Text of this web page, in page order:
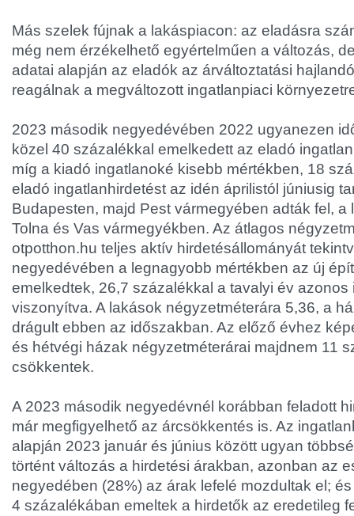
Más szelek fújnak a lakáspiacon: az eladásra
még nem érzékelhető egyértelműen a változás,
adatai alapján az eladók az árváltoztatási
reagálnak a megváltozott ingatlanpiaci
2023 második negyedévében 2022 ugyanezen
közel 40 százalékkal emelkedett az eladó
míg a kiadó ingatlanoké kisebb mértékben, 18
eladó ingatlanhirdetést az idén áprilistól júniusig
Budapesten, majd Pest vármegyében adták fel,
Tolna és Vas vármegyékben. Az átlagos
otpotthon.hu teljes aktív hirdetésállományát
negyedévében a legnagyobb mértékben az új
emelkedtek, 26,7 százalékkal a tavalyi év azonos
viszonyítva. A lakások négyzetméterára 5,36, a
drágult ebben az időszakban. Az előző évhez
és hétvégi házak négyzetméterárai majdnem 11
csökkentek.
A 2023 második negyedévnél korábban feladott
már megfigyelhető az árcsökkentés is. Az
alapján 2023 január és június között ugyan
történt változás a hirdetési árakban, azonban az
negyedében (28%) az árak lefelé mozdultak el;
4 százalékában emeltek a hirdetők az eredetileg